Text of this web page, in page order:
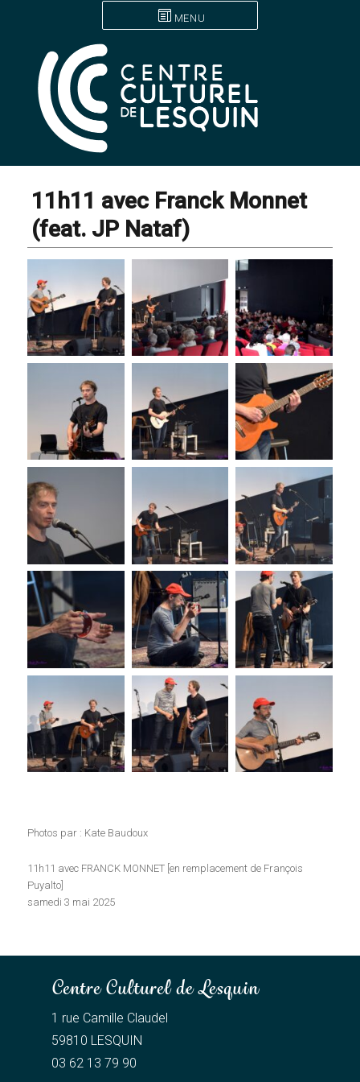
MENU
11h11 avec Franck Monnet
(feat. JP Nataf)
Photos par : Kate Baudoux
11h11 avec FRANCK MONNET [en remplacement de François
Puyalto]
samedi 3 mai 2025
Centre Culturel de Lesquin
1 rue Camille Claudel
59810 LESQUIN
03 62 13 79 90